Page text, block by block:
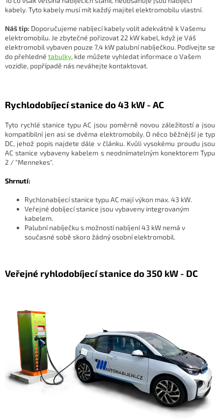
kabely. Tyto kabely musí mít každý majitel elektromobilu vlastní.
Náš tip: Doporučujeme nabíjecí kabely volit adekvátně k Vašemu
elektromobilu. Je zbytečné pořizovat 22 kW kabel, když je Váš
elektromobil vybaven pouze 7,4 kW palubní nabíječkou. Podívejte se
do přehledné tabulky, kde můžete vyhledat informace o Vašem
vozidle, popřípadě nás neváhejte kontaktovat.
Rychlodobíjecí stanice do 43 kW - AC
Tyto rychlé stanice typu AC jsou poměrně novou záležitostí a jsou
kompatibilní jen asi se dvěma elektromobily. O něco běžnější je typ
DC, jehož popis najdete dále v článku. Kvůli vysokému proudu jsou
AC stanice vybaveny kabelem s neodnímatelným konektorem Typu
2 / "Mennekes".
Shrnutí:
Rychlonabíjecí stanice typu AC mají výkon max. 43 kW.
Veřejné dobíjecí stanice jsou vybaveny integrovaným
kabelem.
Palubní nabíječku s možností nabíjení 43 kW nemá v
současné sobě skoro žádný osobní elektromobil.
Veřejné ryhlodobíjecí stanice do 350 kW - DC